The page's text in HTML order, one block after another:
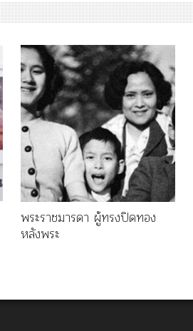
พระราชมารดา ผู้ทรงปิดทอง
หลังพระ